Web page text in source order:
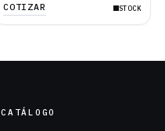
3879433 3282585 2360962
COTIZAR STOCK
CATÁLOGO